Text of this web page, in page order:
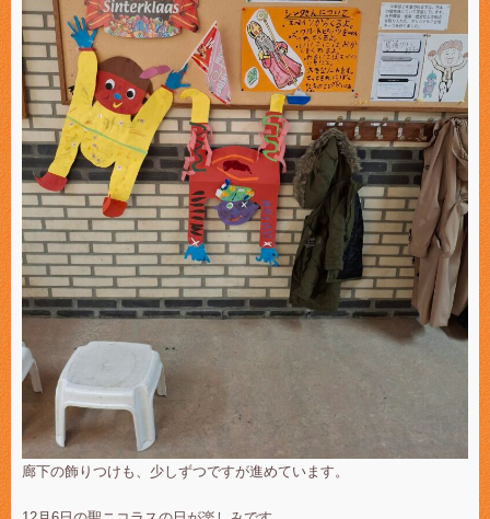
廊下の飾りつけも、少しずつですが進めています。